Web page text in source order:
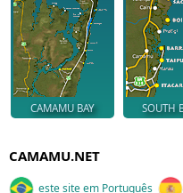
CAMAMU BAY SOUTH
CAMAMU.NET
este site em Português